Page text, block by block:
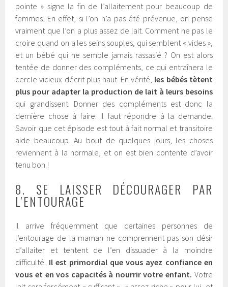
pointe » signe la fin de l’allaitement pour beaucoup de
femmes. En effet, si l’on n’a pas été prévenue, on pense
vraiment que l’on a plus assez de lait. Comment ne pas le
croire quand on a les seins souples, qui semblent « vides »,
et un bébé qui ne semble jamais rassasié ? On est alors
tentée de donner des compléments, ce qui entraînera le
cercle vicieux décrit plus haut. En vérité, les bébés tètent
plus pour adapter la production de lait à leurs besoins
qui grandissent. Donner des compléments est donc la
dernière chose à faire. Il faut répondre à la demande.
Savoir que cet épisode est tout à fait normal et transitoire
aide beaucoup. Au bout de quelques jours, les choses
reviennent à la normale, et on est bien contente d’avoir
tenu bon !
8. SE LAISSER DÉCOURAGER PAR
L’ENTOURAGE
Il arrive fréquemment que certaines personnes de
l’entourage de la maman ne comprennent pas son désir
d’allaiter et tentent de l’en dissuader à la moindre
difficulté. Il est primordial que vous ayez confiance en
vous et en vos capacités à nourrir votre enfant. Votre